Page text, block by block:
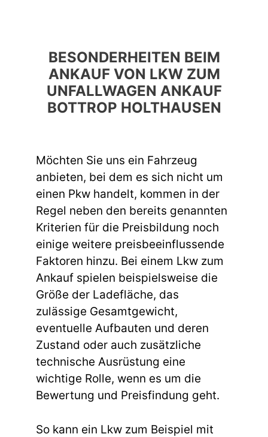
BESONDERHEITEN BEIM
ANKAUF VON LKW ZUM
UNFALLWAGEN ANKAUF
BOTTROP HOLTHAUSEN
Möchten Sie uns ein Fahrzeug
anbieten, bei dem es sich nicht um
einen Pkw handelt, kommen in der
Regel neben den bereits genannten
Kriterien für die Preisbildung noch
einige weitere preisbeeinflussende
Faktoren hinzu. Bei einem Lkw zum
Ankauf spielen beispielsweise die
Größe der Ladefläche, das
zulässige Gesamtgewicht,
eventuelle Aufbauten und deren
Zustand oder auch zusätzliche
technische Ausrüstung eine
wichtige Rolle, wenn es um die
Bewertung und Preisfindung geht.
So kann ein Lkw zum Beispiel mit